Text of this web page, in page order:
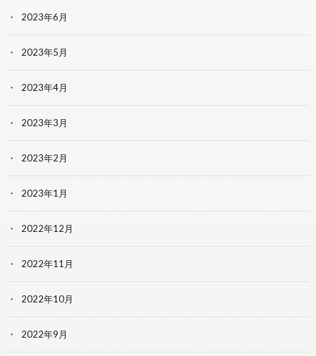
2023年6月
2023年5月
2023年4月
2023年3月
2023年2月
2023年1月
2022年12月
2022年11月
2022年10月
2022年9月